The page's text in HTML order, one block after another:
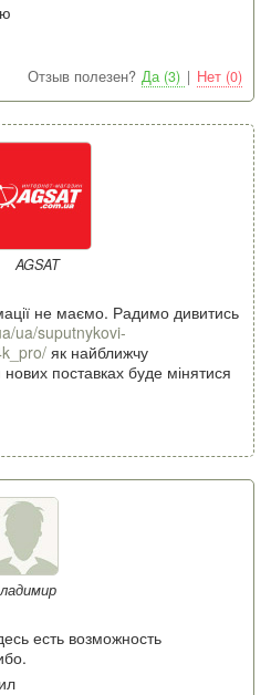
Отзыв полезен? Да (3) | Нет (0)
AGSAT
не маємо. Радимо дивитись
ua/suputnykovi-
як найближчу
поставках буде мінятися
есть возможность